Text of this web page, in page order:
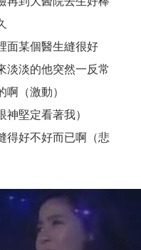
面某個醫生縫很好
淡淡的他突然一反常
（激動）
堅定看著我）
得好不好而已啊（悲